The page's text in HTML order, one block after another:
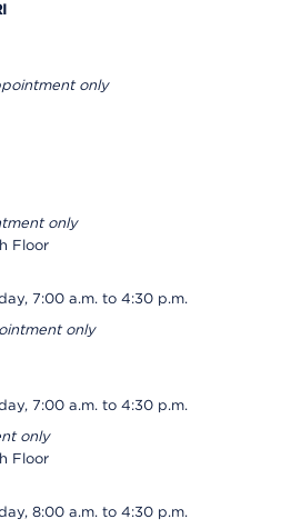
only
only
Floor
7:00 a.m. to 4:30 p.m.
only
7:00 a.m. to 4:30 p.m.
only
Floor
8:00 a.m. to 4:30 p.m.